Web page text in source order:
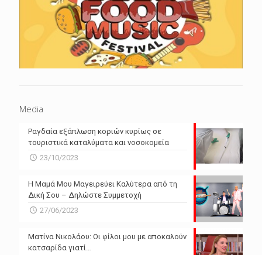
Media
Ραγδαία εξάπλωση κοριών κυρίως σε
τουριστικά καταλύματα και νοσοκομεία
23/10/2023
Η Μαμά Μου Μαγειρεύει Καλύτερα από τη
Δική Σου – Δηλώστε Συμμετοχή
27/06/2023
Ματίνα Νικολάου: Οι φίλοι μου με αποκαλούν
κατσαρίδα γιατί…